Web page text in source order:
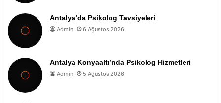
Antalya’da Psikolog Tavsiyeleri
Admin 6 Ağustos 2026
Antalya Konyaaltı’nda Psikolog Hizmetleri
Admin 5 Ağustos 2026